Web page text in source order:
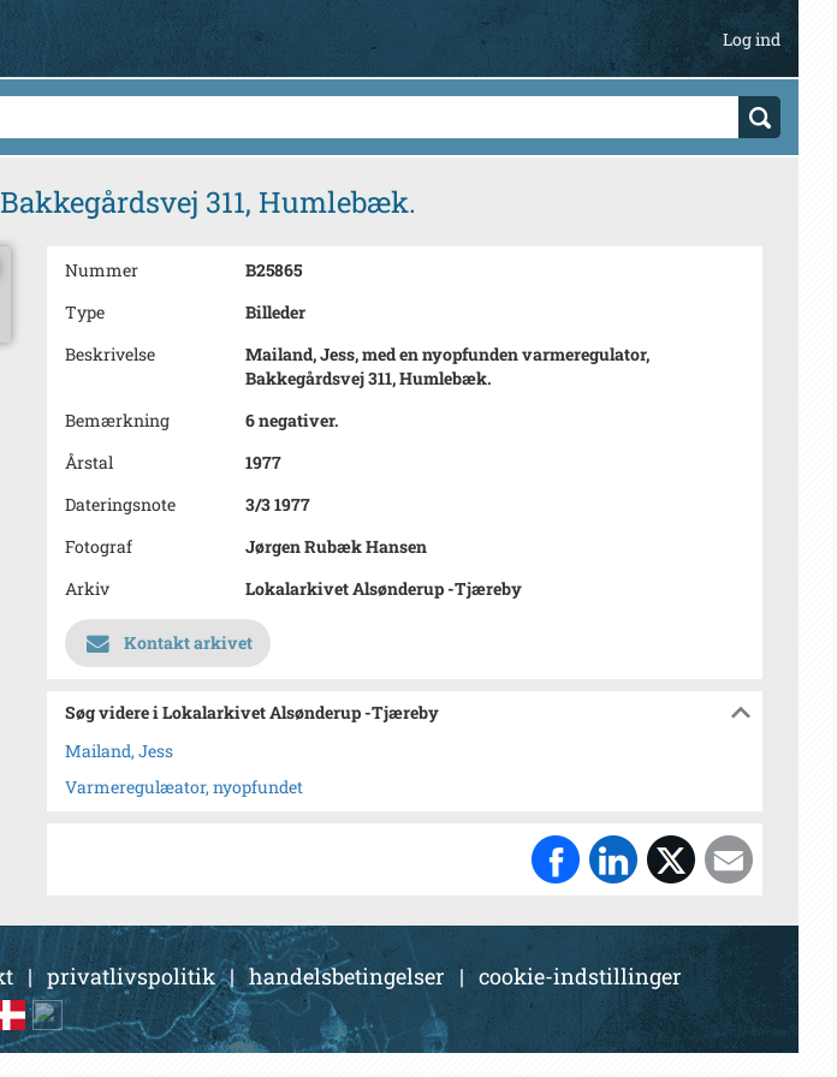
Log ind
311, Humlebæk.
Nummer
B25865
Type
Billeder
Beskrivelse
Mailand, Jess, med en nyopfunden varmeregulator,
Bakkegårdsvej 311, Humlebæk.
Bemærkning
6 negativer.
Årstal
1977
Dateringsnote
3/3 1977
Fotograf
Jørgen Rubæk Hansen
Arkiv
Lokalarkivet Alsønderup -Tjæreby
Kontakt arkivet
Søg videre i Lokalarkivet Alsønderup -Tjæreby
Mailand, Jess
Varmeregulæator, nyopfundet
| privatlivspolitik|handelsbetingelser | cookie-indstillinger